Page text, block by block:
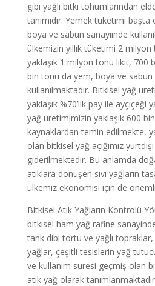
gibi yağlı bitki tohumlarından
tanımıdır. Yemek tüketimi
boya ve sabun sanayiinde
ülkemizin yıllık tüketimi 2 milyon
yaklaşık 1 milyon tonu likit, 700
bin tonu da yem, boya ve sabun
kullanılmaktadır. Bitkisel yağ
yaklaşık %70’lik pay ile ayçiçeği
yağ üretimimizin yaklaşık 600
kaynaklardan temin edilmekte,
olan bitkisel yağ açığımız
giderilmektedir. Bu anlamda
atıklara dönüşen sıvı yağların
ülkemiz ekonomisi için de
Bitkisel Atık Yağların Kontrolü
bitkisel ham yağ rafine
tank dibi tortu ve yağlı topraklar,
yağlar, çeşitli tesislerin yağ
ve kullanım süresi geçmiş olan
atık yağ olarak